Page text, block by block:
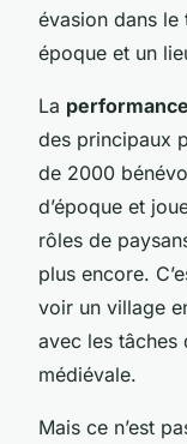
évasion dans le
époque et un
La
des principaux
de 2000
d’époque et
rôles de
plus encore.
voir un village
avec les tâches
médiévale.
Mais ce n’est